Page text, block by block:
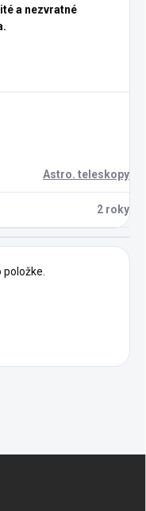
a nezvratné
Astro. teleskopy
2 roky